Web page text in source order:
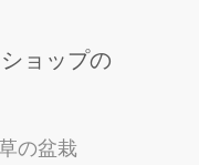
ョップの
の盆栽